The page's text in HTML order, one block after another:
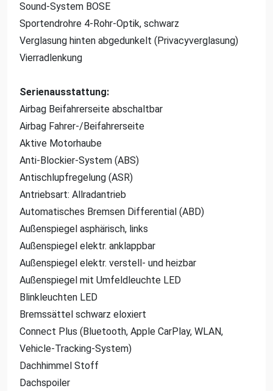
Sound-System BOSE
Sportendrohre 4-Rohr-Optik, schwarz
Verglasung hinten abgedunkelt (Privacyverglasung)
Vierradlenkung
Serienausstattung:
Airbag Beifahrerseite abschaltbar
Airbag Fahrer-/Beifahrerseite
Aktive Motorhaube
Anti-Blockier-System (ABS)
Antischlupfregelung (ASR)
Antriebsart: Allradantrieb
Automatisches Bremsen Differential (ABD)
Außenspiegel asphärisch, links
Außenspiegel elektr. anklappbar
Außenspiegel elektr. verstell- und heizbar
Außenspiegel mit Umfeldleuchte LED
Blinkleuchten LED
Bremssättel schwarz eloxiert
Connect Plus (Bluetooth, Apple CarPlay, WLAN,
Vehicle-Tracking-System)
Dachhimmel Stoff
Dachspoiler